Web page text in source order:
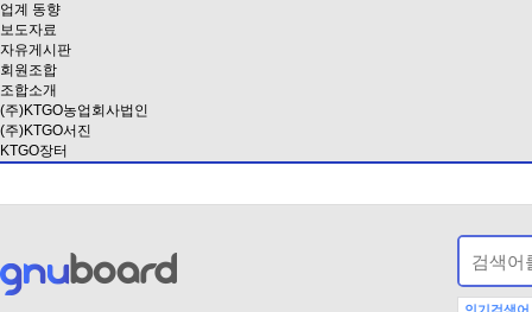
업계 동향
보도자료
자유게시판
회원조합
조합소개
(주)KTGO농업회사법인
(주)KTGO서진
KTGO장터